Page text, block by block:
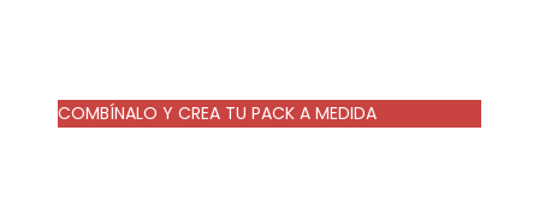
COMBÍNALO Y CREA TU PACK A MEDIDA